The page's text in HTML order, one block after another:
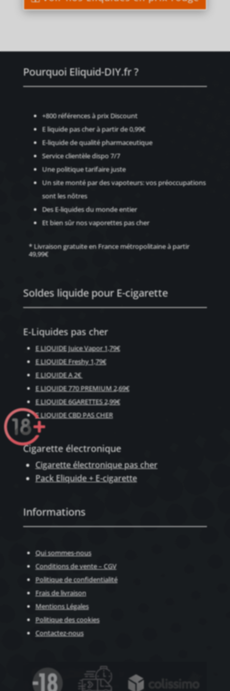
10ml
Pourquoi Eliquid-DIY.fr ?
+800 références à prix Discount
E liquide pas cher à partir de 0,99€
E-liquide de qualité pharmaceutique
Service clientèle dispo 7/7
Une politique tarifaire juste
Un site monté par des vapoteurs: vos préoccupations
sont les nôtres
Des E-liquides du monde entier
Et bien sûr nosvaporettes pas cher
* Livraison gratuite en France métropolitaine à partir
49,99€
Soldes liquide pour E-cigarette
E-Liquides pas cher
E LIQUIDE Juice Vapor 1,79€
E LIQUIDE Freshy 1,79€
E LIQUIDE A 2€
E LIQUIDE 770 PREMIUM 2,69€
E LIQUIDE 6GARETTES 2,99€
E LIQUIDE CBD PAS CHER
Cigarette électronique
Cigarette électronique pas cher
Pack Eliquide + E-cigarette
Informations
Qui sommes-nous
Conditions de vente – CGV
Politique de confidentialité
Frais de livraison
Mentions Légales
Politique des cookies
Contactez-nous